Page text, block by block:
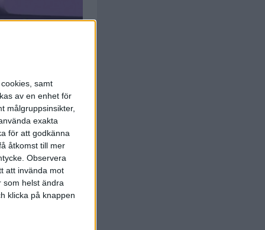
samt
av en enhet för
målgruppsinsikter,
exakta
för att godkänna
åtkomst till mer
Observera
att invända mot
som helst ändra
klicka på knappen